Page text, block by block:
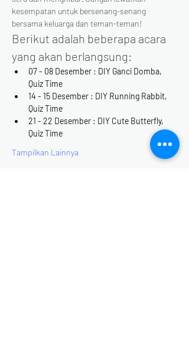
kesempatan untuk bersenang-senang
bersama keluarga dan teman-teman!
Berikut adalah beberapa acara
yang akan berlangsung:
07 - 08 Desember : DIY Ganci Domba,
Quiz Time
14 - 15 Desember : DIY Running Rabbit,
Quiz Time
21 - 22 Desember : DIY Cute Butterfly,
Quiz Time
Tampilkan Lainnya